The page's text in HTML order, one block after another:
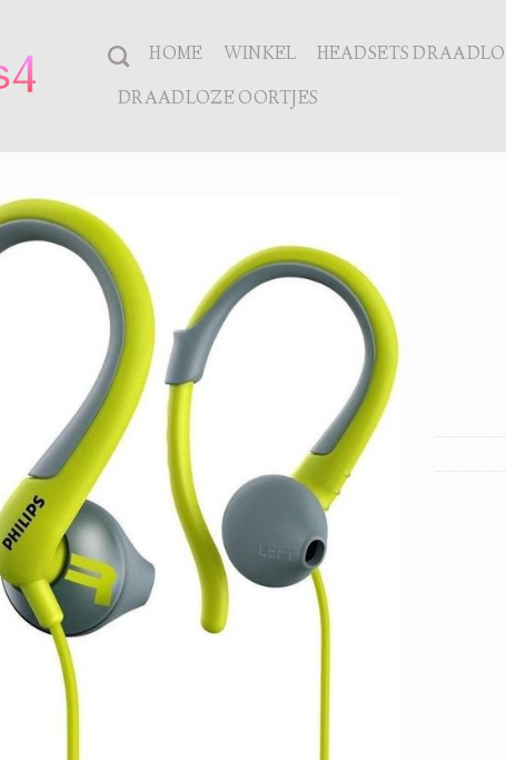
HOME WINKEL HEADSETS
DRAADLOZE OORTJES